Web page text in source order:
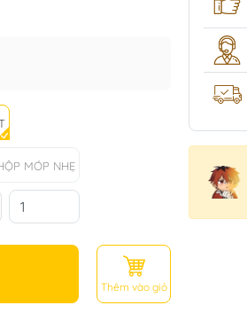
MÓP NHẸ
Thêm vào giỏ